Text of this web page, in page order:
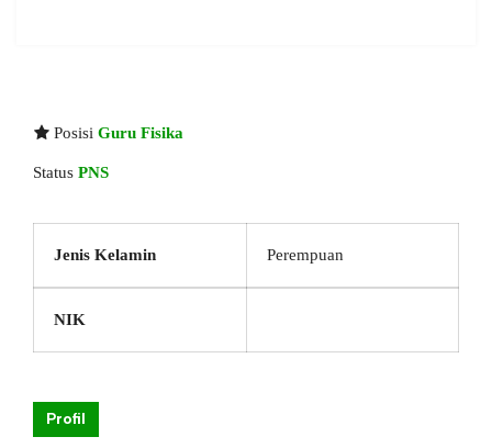
Posisi Guru Fisika
Status PNS
Jenis Kelamin Perempuan
NIK
Profil